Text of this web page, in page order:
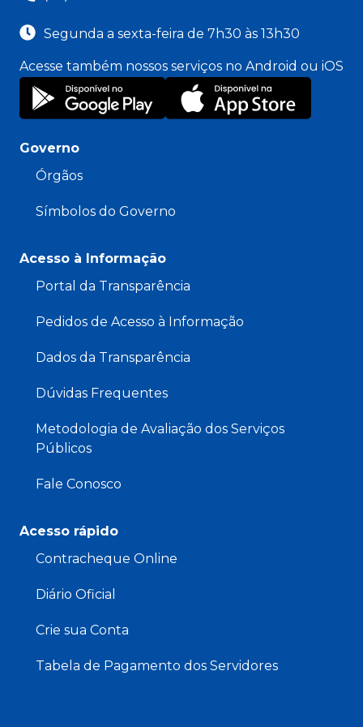
Segunda a sexta-feira de 7h30 às 13h30
Acesse também nossos serviços no Android ou iOS
Governo
Órgãos
Símbolos do Governo
Acesso à Informação
Portal da Transparência
Pedidos de Acesso à Informação
Dados da Transparência
Dúvidas Frequentes
Metodologia de Avaliação dos Serviços
Públicos
Fale Conosco
Acesso rápido
Contracheque Online
Diário Oficial
Crie sua Conta
Tabela de Pagamento dos Servidores